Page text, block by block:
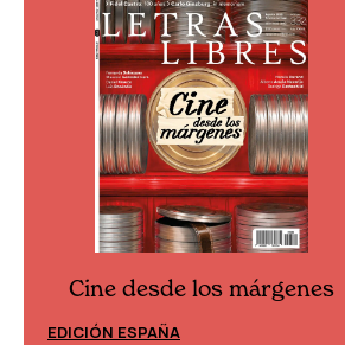
Cine desde los márgenes
EDICIÓN ESPAÑA